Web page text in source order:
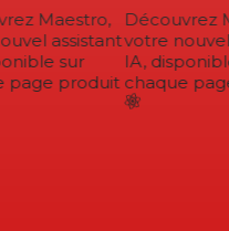
Maestro,
assistant
sur
produit
Découvrez
votre nouvel
IA,
chaque